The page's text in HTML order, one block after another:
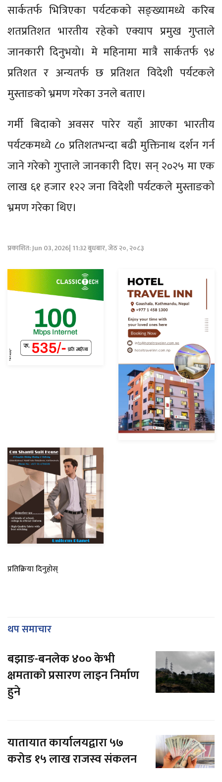
सार्कतर्फ भित्रिएका पर्यटकको सङ्ख्यामध्ये करिब
शतप्रतिशत भारतीय रहेको एक्याप प्रमुख गुप्ताले
जानकारी दिनुभयो। मे महिनामा मात्रै सार्कतर्फ ९४
प्रतिशत र अन्यतर्फ छ प्रतिशत विदेशी पर्यटकले
मुस्ताङको भ्रमण गरेका उनले बताए।
गर्मी बिदाको अवसर पारेर यहाँ आएका भारतीय
पर्यटकमध्ये ८० प्रतिशतभन्दा बढी मुक्तिनाथ दर्शन गर्न
जाने गरेको गुप्ताले जानकारी दिए। सन् २०२५ मा एक
लाख ६१ हजार १२२ जना विदेशी पर्यटकले मुस्ताङको
भ्रमण गरेका थिए।
प्रकाशित: Jun 03, 2026| 11:32 बुधबार, जेठ २०, २०८३
प्रतिक्रिया दिनुहोस्
थप समाचार
बझाङ-बनलेक ४०० केभी
क्षमताको प्रसारण लाइन निर्माण
हुने
यातायात कार्यालयद्वारा ५७
करोड १५ लाख राजस्व संकलन